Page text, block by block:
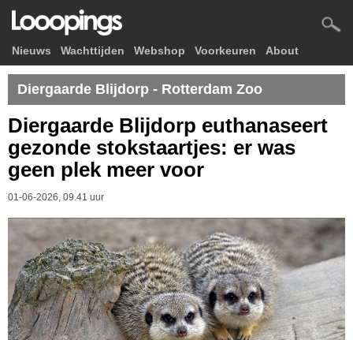
Nieuws Wachttijden Webshop Voorkeuren About
Diergaarde Blijdorp - Rotterdam Zoo
Diergaarde Blijdorp euthanaseert
gezonde stokstaartjes: er was
geen plek meer voor
01-06-2026, 09.41 uur